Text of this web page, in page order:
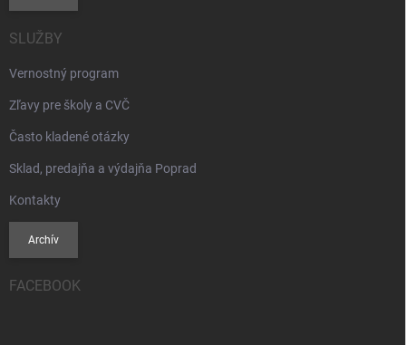
SLUŽBY
Vernostný program
Zľavy pre školy a CVČ
Často kladené otázky
Sklad, predajňa a výdajňa Poprad
Kontakty
Archív
FACEBOOK